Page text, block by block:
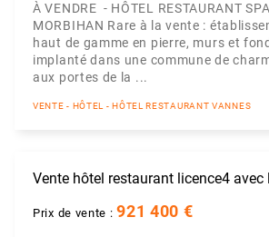
À VENDRE - HÔTEL RESTAURANT
MORBIHAN Rare à la vente :
haut de gamme en pierre, murs et
implanté dans une commune de
aux portes de la ...
VENTE - HÔTEL - HÔTEL RESTAURANT VANNES
Vente hôtel restaurant licence4 avec
Prix de vente :921 400 €